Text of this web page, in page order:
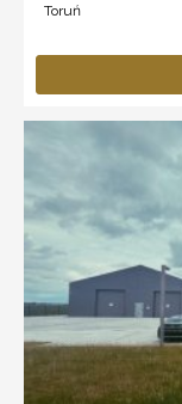
Toruń